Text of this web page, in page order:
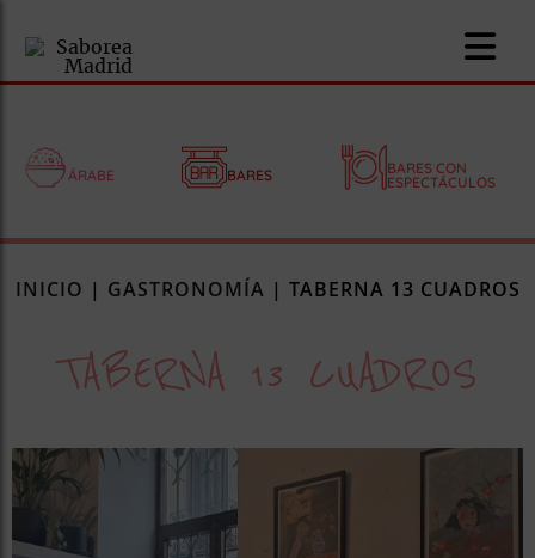
ÁRABE BARES
BARES CON
ESPECTÁCULOS
INICIO | GASTRONOMÍA | TABERNA 13 CUADROS
TABERNA 13 CUADROS